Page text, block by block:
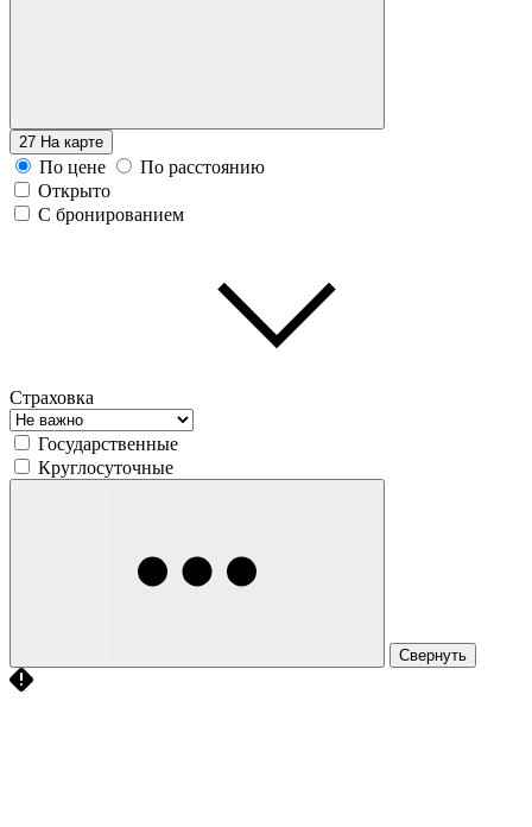
27 На карте
По цене
По расстоянию
Открыто
С бронированием
Страховка
Государственные
Круглосуточные
Свернуть